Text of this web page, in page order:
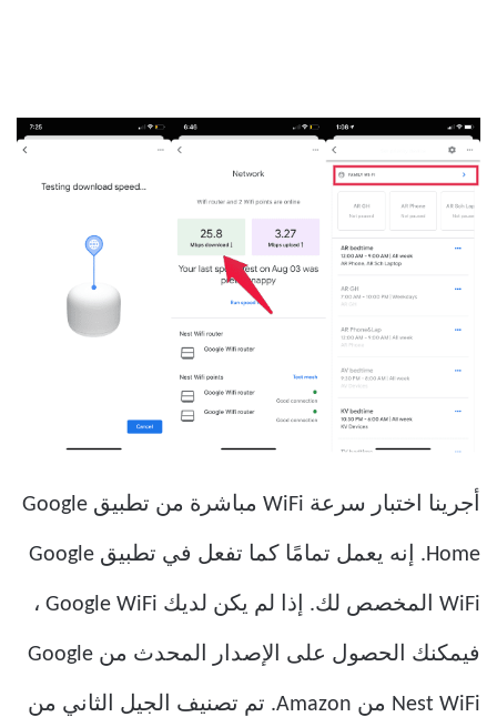
أجرينا اختبار سرعة WiFi مباشرة من تطبيق Google
Home. إنه يعمل تمامًا كما تفعل في تطبيق Google
WiFi المخصص لك. إذا لم يكن لديك Google WiFi ،
فيمكنك الحصول على الإصدار المحدث من Google
Nest WiFi من Amazon. تم تصنيف الجيل الثاني من